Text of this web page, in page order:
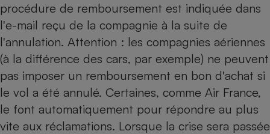
procédure de remboursement est indiquée dans
l'e-mail reçu de la compagnie à la suite de
l'annulation. Attention : les compagnies aériennes
(à la différence des cars, par exemple) ne peuvent
pas imposer un remboursement en bon d'achat si
le vol a été annulé. Certaines, comme Air France,
le font automatiquement pour répondre au plus
vite aux réclamations. Lorsque la crise sera passée